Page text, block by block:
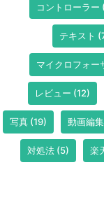
コントローラー
テキスト
マイクロフォー
レビュー (12)
写真(19) 動画編集
対処法 (5) 楽